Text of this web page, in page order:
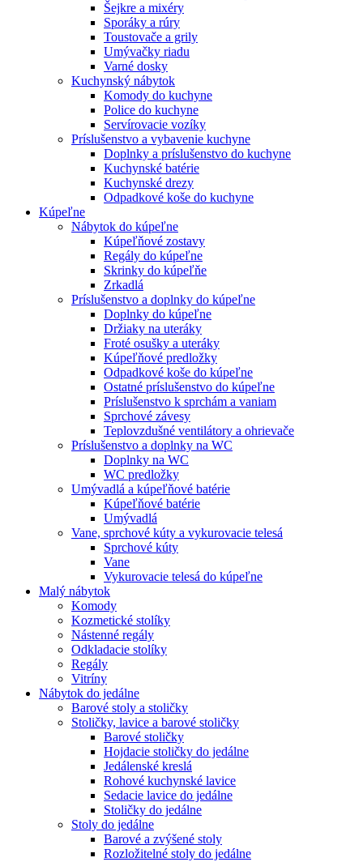
Šejkre a mixéry
Sporáky a rúry
Toustovače a grily
Umývačky riadu
Varné dosky
Kuchynský nábytok
Komody do kuchyne
Police do kuchyne
Servírovacie vozíky
Príslušenstvo a vybavenie kuchyne
Doplnky a príslušenstvo do kuchyne
Kuchynské batérie
Kuchynské drezy
Odpadkové koše do kuchyne
Kúpeľne
Nábytok do kúpeľne
Kúpeľňové zostavy
Regály do kúpeľne
Skrinky do kúpeľňe
Zrkadlá
Príslušenstvo a doplnky do kúpeľne
Doplnky do kúpeľne
Držiaky na uteráky
Froté osušky a uteráky
Kúpeľňové predložky
Odpadkové koše do kúpeľne
Ostatné príslušenstvo do kúpeľne
Príslušenstvo k sprchám a vaniam
Sprchové závesy
Teplovzdušné ventilátory a ohrievače
Príslušenstvo a doplnky na WC
Doplnky na WC
WC predložky
Umývadlá a kúpeľňové batérie
Kúpeľňové batérie
Umývadlá
Vane, sprchové kúty a vykurovacie telesá
Sprchové kúty
Vane
Vykurovacie telesá do kúpeľne
Malý nábytok
Komody
Kozmetické stolíky
Nástenné regály
Odkladacie stolíky
Regály
Vitríny
Nábytok do jedálne
Barové stoly a stoličky
Stoličky, lavice a barové stoličky
Barové stoličky
Hojdacie stoličky do jedálne
Jedálenské kreslá
Rohové kuchynské lavice
Sedacie lavice do jedálne
Stoličky do jedálne
Stoly do jedálne
Barové a zvýšené stoly
Rozložitelné stoly do jedálne